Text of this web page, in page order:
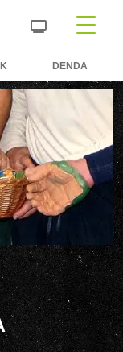
DENDA